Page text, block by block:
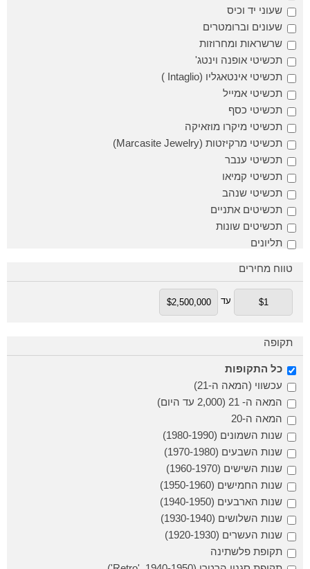
שעוני יד וכיס
שעונים וברומטרים
שרשראות ומחרוזות
תכשיטי אופנה וינטג'
תכשיטי אינטאגליו (Intaglio )
תכשיטי אמייל
תכשיטי כסף
תכשיטי מיקרו מוזאיקה
תכשיטי מרקיזטות (Marcasite Jewelry)
תכשיטי ענבר
תכשיטי קמיאו
תכשיטי שנהב
תכשיטים אתניים
תכשיטים שונות
תליונים
טווח מחירים
עד
תקופה
כל התקופות
עכשווי (המאה ה-21)
המאה ה- 21 (2,000 עד היום)
המאה ה-20
שנות השמונים (1980-1990)
שנות השבעים (1970-1980)
שנות השישים (1960-1970)
שנות החמישים (1950-1960)
שנות הארבעים (1940-1950)
שנות השלושים (1930-1940)
שנות העשרים (1920-1930)
תקופת פלשתינה